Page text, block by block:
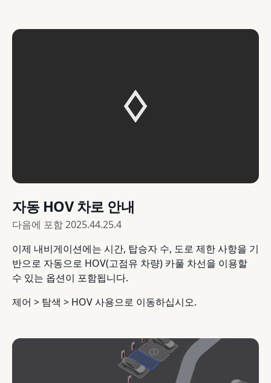
자동 HOV 차로 안내
다음에 포함2025.44.25.4
이제 내비게이션에는 시간, 탑승자 수, 도로 제한 사항을 기
반으로 자동으로 HOV(고점유 차량) 카풀 차선을 이용할
수 있는 옵션이 포함됩니다.
제어 > 탐색 > HOV 사용으로 이동하십시오.